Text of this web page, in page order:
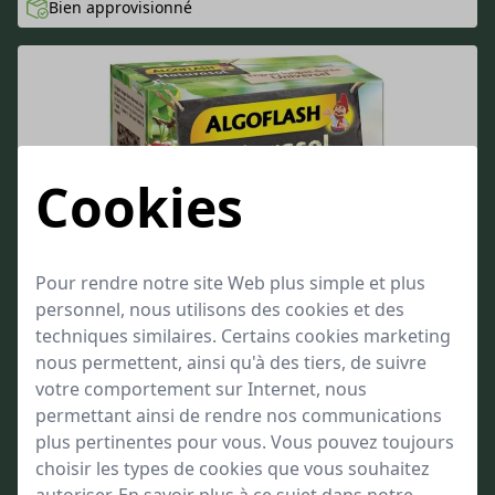
Cookies
Pour rendre notre site Web plus simple et plus
personnel, nous utilisons des cookies et des
techniques similaires. Certains cookies marketing
nous permettent, ainsi qu'à des tiers, de suivre
votre comportement sur Internet, nous
permettant ainsi de rendre nos communications
plus pertinentes pour vous. Vous pouvez toujours
choisir les types de cookies que vous souhaitez
Bien approvisionné